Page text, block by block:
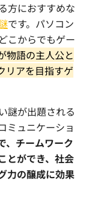
方におすすめな
です。パソコン
こからでもゲー
物語の主人公と
リアを目指すゲ
謎が出題される
ミュニケーショ
、チームワーク
とができ、社会
力の醸成に効果